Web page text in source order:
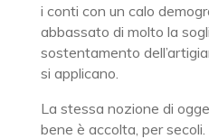
i conti con un calo
abbassato di molto la
sostentamento
si applicano.
La stessa nozione di
bene è accolta, per